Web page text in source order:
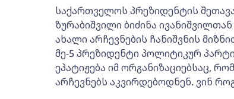
საქართველოს პრეზიდენტის
ზურაბიშვილი ბიძინა
ახალი არჩევნების ჩანიშვნის
მე-5 პრეზიდენტი პოლიტიკურ
ეპატიჟება იმ ორგანიზაციებსაც,
არჩევნებს აკვირდებოდნენ. ვინ